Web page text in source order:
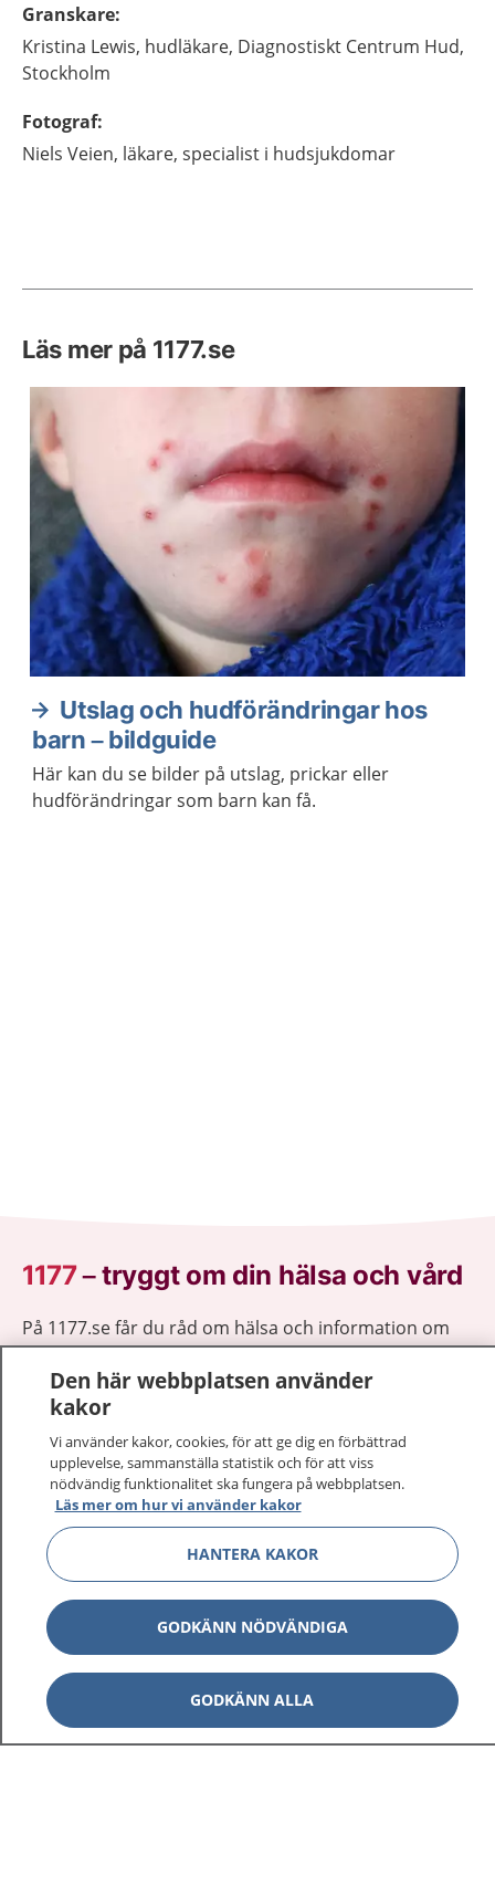
Granskare:
Kristina Lewis, hudläkare, Diagnostiskt Centrum Hud,
Stockholm
Fotograf:
Niels Veien, läkare, specialist i hudsjukdomar
Läs mer på 1177.se
Utslag och hudförändringar hos
barn – bildguide
Här kan du se bilder på utslag, prickar eller
hudförändringar som barn kan få.
1177–tryggt om din hälsa och vård
På 1177.se får du råd om hälsa och information om
sjukdomar och vilka mottagningar du kan kontakta.
Logga in för att läsa din journal och göra dina
vårdärenden. Ring telefonnummer 1177 för
sjukvårdsrådgivning dygnet runt.
1177 ger dig råd när du vill må bättre.
1177 på flera språk Visa
Om 1177 Visa
Kontakt Visa
Den här webbplatsen använder
kakor
Vi använder kakor, cookies, för att ge dig en förbättrad
upplevelse, sammanställa statistik och för att viss
nödvändig funktionalitet ska fungera på webbplatsen.
Läs mer om hur vi använder kakor
HANTERA KAKOR
GODKÄNN NÖDVÄNDIGA
GODKÄNN ALLA